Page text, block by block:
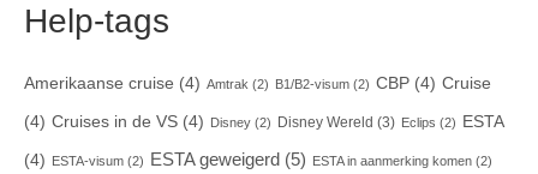
Help-tags
Amerikaanse cruise (4) Amtrak (2) B1/B2-visum (2) CBP (4) Cruise
(4) Cruises in de VS (4) Disney (2) Disney Wereld (3) Eclips (2) ESTA
(4) ESTA-visum (2) ESTA geweigerd (5) ESTA in aanmerking komen (2)